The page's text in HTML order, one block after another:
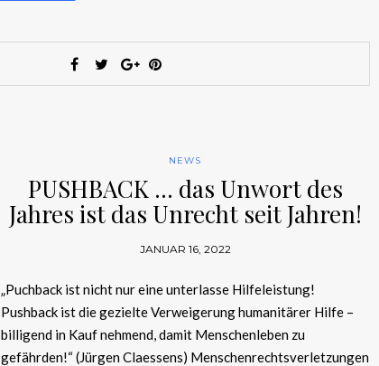
NEWS
PUSHBACK … das Unwort des
Jahres ist das Unrecht seit Jahren!
JANUAR 16, 2022
„Puchback ist nicht nur eine unterlasse Hilfeleistung!
Pushback ist die gezielte Verweigerung humanitärer Hilfe –
billigend in Kauf nehmend, damit Menschenleben zu
gefährden!“ (Jürgen Claessens) Menschenrechtsverletzungen